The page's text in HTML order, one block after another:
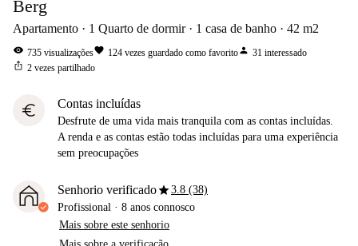
Berg
Apartamento 1 Quarto de dormir 1 casa de banho 42 m2
visibility 735 visualizaçõesfavorite 124 vezes guardado como favoritoperson 31 interessado
ios_share 2 vezes partilhado
euro Contas incluídas
Desfrute de uma vida mais tranquila com as contas incluídas.
A renda e as contas estão todas incluídas para uma experiência
sem preocupações
Senhorio verificadostar3.8 (38)
Profissional · 8 anos connosco
Mais sobre este senhorio